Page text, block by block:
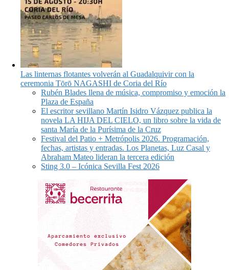
Las linternas flotantes volverán al Guadalquivir con la
ceremonia Tōrō NAGASHI de Coria del Río
Rubén Blades llena de música, compromiso y emoción la
Plaza de España
El escritor sevillano Martín Isidro Vázquez publica la
novela LA HIJA DEL CIELO, un libro sobre la vida de
santa María de la Purísima de la Cruz
Festival del Patio + Metrópolis 2026. Programación,
fechas, artistas y entradas. Los Planetas, Luz Casal y
Abraham Mateo lideran la tercera edición
Sting 3.0 – Icónica Sevilla Fest 2026